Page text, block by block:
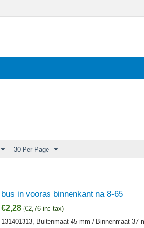
30 Per Page
bus in vooras binnenkant na 8-65
€2,28 (€2,76 inc tax)
131401313, Buitenmaat 45 mm / Binnenmaat 37